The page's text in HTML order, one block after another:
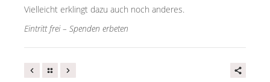
Vielleicht erklingt dazu auch noch anderes.
Eintritt frei – Spenden erbeten